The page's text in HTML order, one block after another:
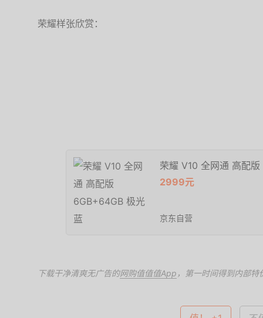
荣耀样张欣赏：
荣耀 V10 全网通 高配
2999元
京东自营
下载干净清爽无广告的网购值值值App ，第一时间得到内部特